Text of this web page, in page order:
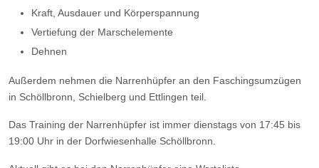
Kraft, Ausdauer und Körperspannung
Vertiefung der Marschelemente
Dehnen
Außerdem nehmen die Narrenhüpfer an den Faschingsumzügen
in Schöllbronn, Schielberg und Ettlingen teil.
Das Training der Narrenhüpfer ist immer dienstags von 17:45 bis
19:00 Uhr in der Dorfwiesenhalle Schöllbronn.